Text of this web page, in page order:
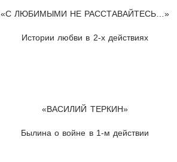
«С ЛЮБИМЫМИ НЕ РАССТАВАЙТЕСЬ…»
Истории любви в 2-х действиях
«ВАСИЛИЙ ТЕРКИН»
Былина о войне в 1-м действии